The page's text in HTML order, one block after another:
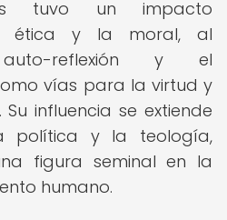
tuvo un impacto
ética y la moral, al
reflexión y el
vías para la virtud y
influencia se extiende
política y la teología,
figura seminal en la
humano.